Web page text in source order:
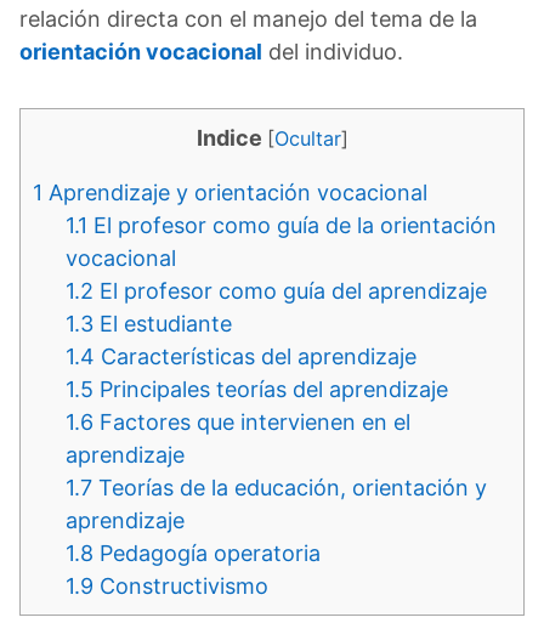
relación directa con el manejo del tema de la
orientación vocacional del individuo.
Indice [Ocultar]
1 Aprendizaje y orientación vocacional
1.1 El profesor como guía de la orientación
vocacional
1.2 El profesor como guía del aprendizaje
1.3 El estudiante
1.4 Características del aprendizaje
1.5 Principales teorías del aprendizaje
1.6 Factores que intervienen en el
aprendizaje
1.7 Teorías de la educación, orientación y
aprendizaje
1.8 Pedagogía operatoria
1.9 Constructivismo